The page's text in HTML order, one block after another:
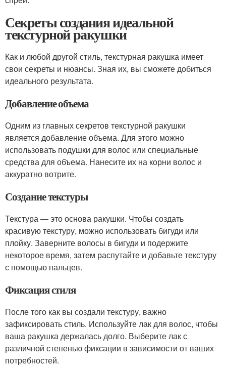
Секреты создания идеальной
текстурной ракушки
Как и любой другой стиль, текстурная ракушка имеет
свои секреты и нюансы. Зная их, вы сможете добиться
идеального результата.
Добавление объема
Одним из главных секретов текстурной ракушки
является добавление объема. Для этого можно
использовать подушки для волос или специальные
средства для объема. Нанесите их на корни волос и
аккуратно вотрите.
Создание текстуры
Текстура — это основа ракушки. Чтобы создать
красивую текстуру, можно использовать бигуди или
плойку. Заверните волосы в бигуди и подержите
некоторое время, затем распутайте и добавьте текстуру
с помощью пальцев.
Фиксация стиля
После того как вы создали текстуру, важно
зафиксировать стиль. Используйте лак для волос, чтобы
ваша ракушка держалась долго. Выберите лак с
различной степенью фиксации в зависимости от ваших
потребностей.